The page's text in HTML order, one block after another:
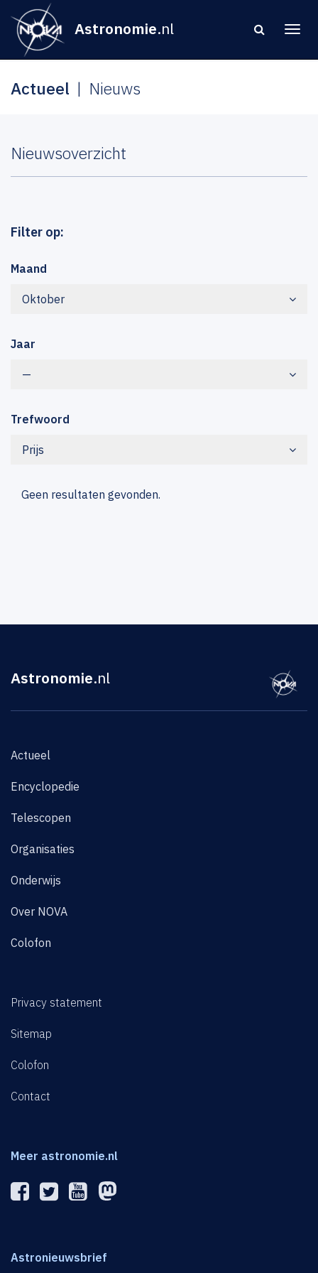
Astronomie.nl
Actueel Nieuws
Nieuwsoverzicht
Filter op:
Maand
Oktober
Jaar
—
Trefwoord
Prijs
Geen resultaten gevonden.
Astronomie.nl
Actueel
Encyclopedie
Telescopen
Organisaties
Onderwijs
Over NOVA
Colofon
Privacy statement
Sitemap
Colofon
Contact
Meer astronomie.nl
Astronieuwsbrief